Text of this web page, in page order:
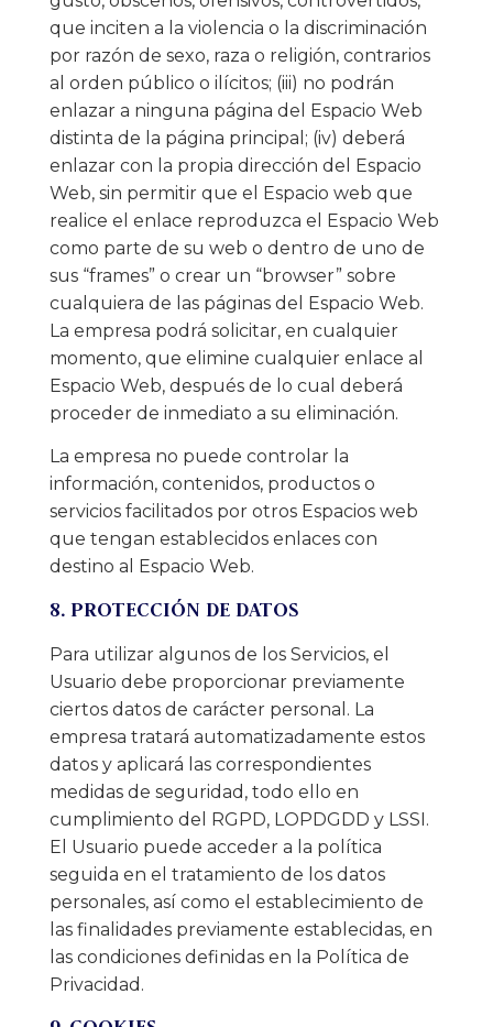
que inciten a la violencia o la discriminación
por razón de sexo, raza o religión, contrarios
al orden público o ilícitos; (iii) no podrán
enlazar a ninguna página del Espacio Web
distinta de la página principal; (iv) deberá
enlazar con la propia dirección del Espacio
Web, sin permitir que el Espacio web que
realice el enlace reproduzca el Espacio Web
como parte de su web o dentro de uno de
sus “frames” o crear un “browser” sobre
cualquiera de las páginas del Espacio Web.
La empresa podrá solicitar, en cualquier
momento, que elimine cualquier enlace al
Espacio Web, después de lo cual deberá
proceder de inmediato a su eliminación.
La empresa no puede controlar la
información, contenidos, productos o
servicios facilitados por otros Espacios web
que tengan establecidos enlaces con
destino al Espacio Web.
8. PROTECCIÓN DE DATOS
Para utilizar algunos de los Servicios, el
Usuario debe proporcionar previamente
ciertos datos de carácter personal. La
empresa tratará automatizadamente estos
datos y aplicará las correspondientes
medidas de seguridad, todo ello en
cumplimiento del RGPD, LOPDGDD y LSSI.
El Usuario puede acceder a la política
seguida en el tratamiento de los datos
personales, así como el establecimiento de
las finalidades previamente establecidas, en
las condiciones definidas en la Política de
Privacidad.